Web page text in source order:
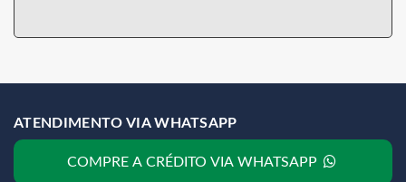
ATENDIMENTO VIA WHATSAPP
COMPRE A CRÉDITO VIA WHATSAPP